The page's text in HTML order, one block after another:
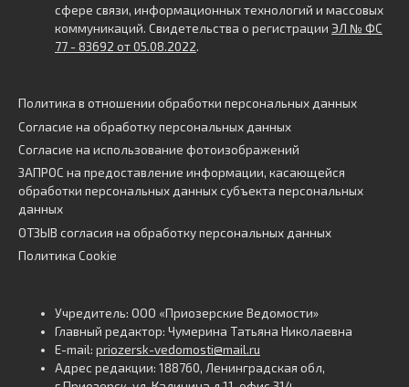
сфере связи, информационных технологий и массовых
коммуникаций. Свидетельства о регистрации ЭЛ № ФС
77 - 83692 от 05.08.2022.
Политика в отношении обработки персональных данных
Согласие на обработку персональных данных
Согласие на использование фотоизображений
ЗАПРОС на предоставление информации, касающейся
обработки персональных данных субъекта персональных
данных
ОТЗЫВ согласия на обработку персональных данных
Политика Cookie
Учредитель: ООО «Приозерские Ведомости»
Главный редактор: Чумерина Татьяна Николаевна
E-mail: priozersk-vedomosti@mail.ru
Адрес редакции: 188760, Ленинградская обл,